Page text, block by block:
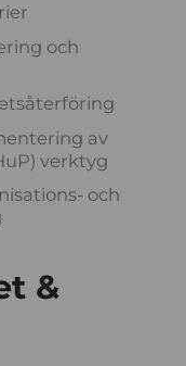
och
av
verktyg
och
&